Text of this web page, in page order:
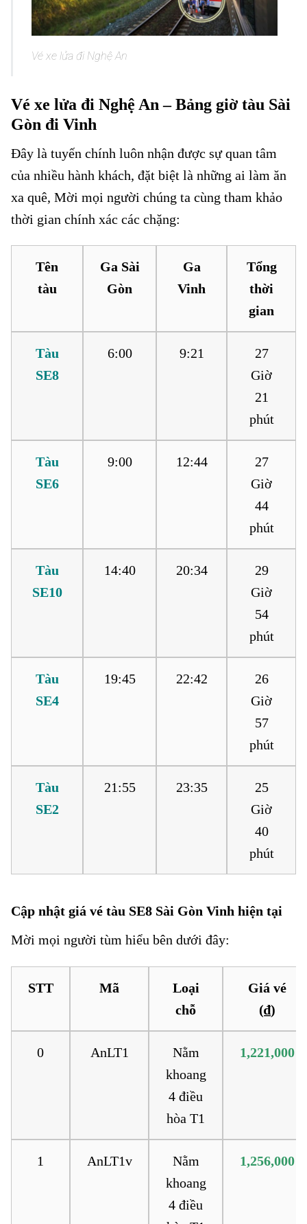
Vé xe lửa đi Nghệ An
Vé xe lửa đi Nghệ An – Bảng giờ tàu Sài
Gòn đi Vinh
Đây là tuyến chính luôn nhận được sự quan tâm
của nhiều hành khách, đặt biệt là những ai làm ăn
xa quê, Mời mọi người chúng ta cùng tham khảo
thời gian chính xác các chặng:
Tên
tàu
Ga Sài
Gòn
Ga
Vinh
Tổng
thời
gian
Tàu
SE8
6:00 9:21
27
Giờ
21
phút
Tàu
SE6
9:00 12:44
27
Giờ
44
phút
Tàu
SE10
14:40 20:34
29
Giờ
54
phút
Tàu
SE4
19:45 22:42
26
Giờ
57
phút
Tàu
SE2
21:55 23:35
25
Giờ
40
phút
Cập nhật giá vé tàu SE8 Sài Gòn Vinh hiện tại
Mời mọi người tùm hiểu bên dưới đây:
STT Mã
Loại
chỗ
Giá vé
(₫)
0 AnLT1
Nằm
khoang
4 điều
hòa T1
1,221,000
1 AnLT1v
Nằm
khoang
4 điều
1,256,000